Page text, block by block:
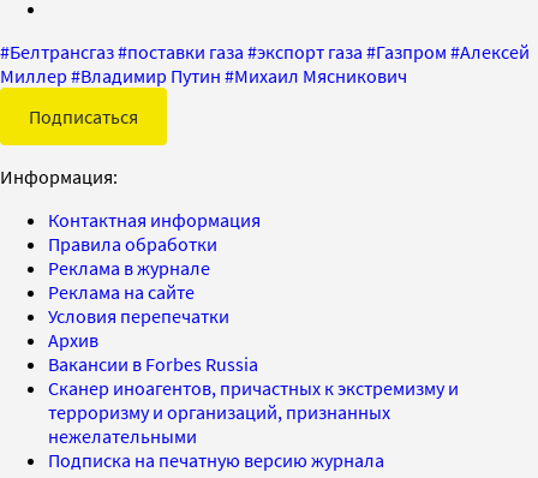
#Белтрансгаз#поставки газа #экспорт газа #Газпром #Алексей
Миллер #Владимир Путин #Михаил Мясникович
Подписаться
Информация:
Контактная информация
Правила обработки
Реклама в журнале
Реклама на сайте
Условия перепечатки
Архив
Вакансии в Forbes Russia
Сканер иноагентов, причастных к экстремизму и
терроризму и организаций, признанных
нежелательными
Подписка на печатную версию журнала